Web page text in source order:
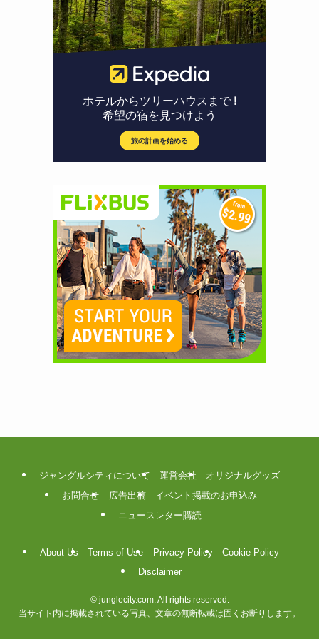
ジャングルシティについて 運営会社
オリジナルグッズ
お問合せ
広告出稿
イベント掲載のお申込み
ニュースレター購読
About Us Terms of Use Privacy Policy
Cookie Policy
Disclaimer
©junglecity.com. All rights reserved.
当サイト内に掲載されている写真、文章の無断転載は固くお断りします。